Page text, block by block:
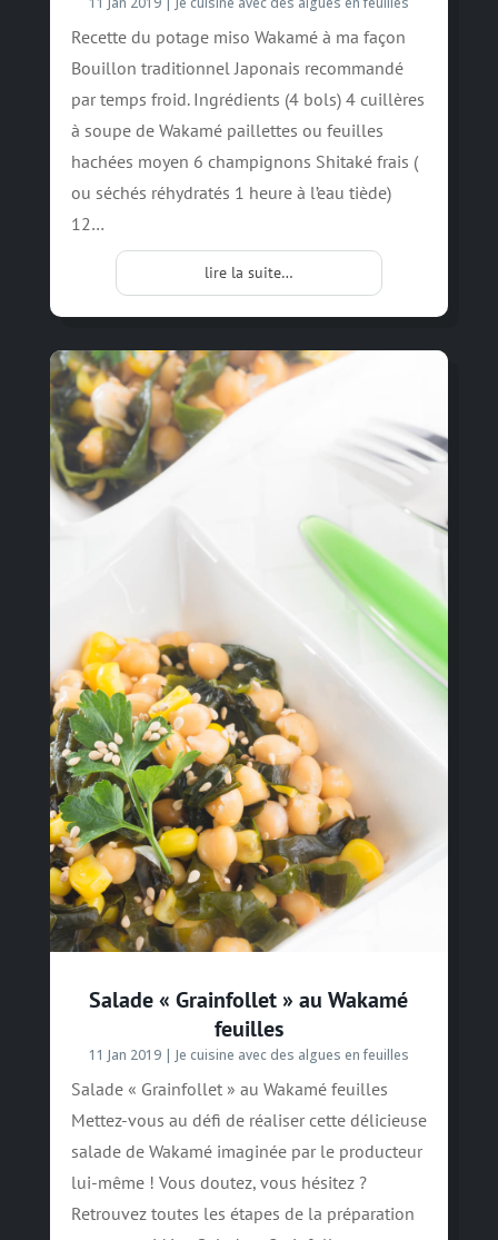
Recette du potage miso Wakamé à ma façon
Bouillon traditionnel Japonais recommandé
par temps froid. Ingrédients (4 bols) 4 cuillères
à soupe de Wakamé paillettes ou feuilles
hachées moyen 6 champignons Shitaké frais (
ou séchés réhydratés 1 heure à l’eau tiède)
12…
lire la suite…
Salade « Grainfollet » au Wakamé
feuilles
11 Jan 2019| Je cuisine avec des algues en feuilles
Salade « Grainfollet » au Wakamé feuilles
Mettez-vous au défi de réaliser cette délicieuse
salade de Wakamé imaginée par le producteur
lui-même ! Vous doutez, vous hésitez ?
Retrouvez toutes les étapes de la préparation